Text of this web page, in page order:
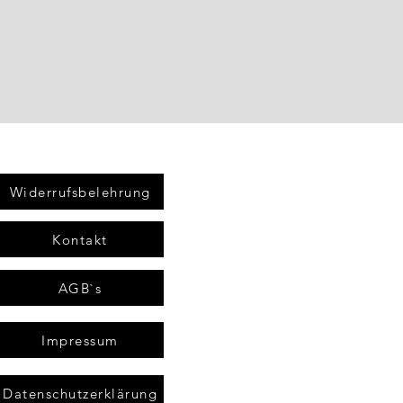
Widerrufsbelehrung
Kontakt
AGB`s
Impressum
Datenschutzerklärung